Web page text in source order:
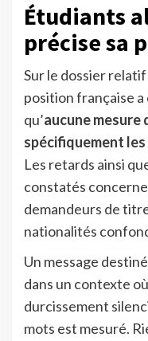
Étudiants
précise sa
Sur le dossier
position française
qu’aucune
spécifiquement les
Les retards ainsi
constatés
demandeurs de
nationalités
Un message
dans un contexte
durcissement
mots est mesuré.